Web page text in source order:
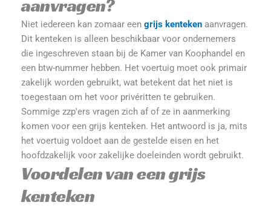
aanvragen?
Niet iedereen kan zomaar een grijs kenteken aanvragen.
Dit kenteken is alleen beschikbaar voor ondernemers
die ingeschreven staan bij de Kamer van Koophandel en
een btw-nummer hebben. Het voertuig moet ook primair
zakelijk worden gebruikt, wat betekent dat het niet is
toegestaan om het voor privéritten te gebruiken.
Sommige zzp'ers vragen zich af of ze in aanmerking
komen voor een grijs kenteken. Het antwoord is ja, mits
het voertuig voldoet aan de gestelde eisen en het
hoofdzakelijk voor zakelijke doeleinden wordt gebruikt.
Voordelen van een grijs
kenteken